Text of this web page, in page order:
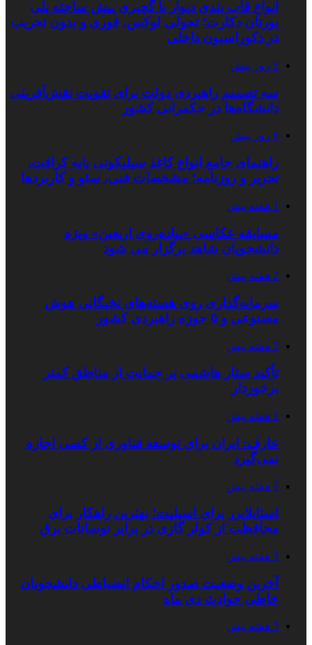
انواع قاب بندی دیوار با گچبری پیش ساخته پلی
یورتان دکارت؛ تحولی لوکس، فوری و بدون تخریب
در دکوراسیون داخلی
5 روز پیش
سه تصمیم راهبردی دولت برای تقویت نقش‌آفرینی
دانشگاه‌ها در حکمرانی کشور
6 روز پیش
راهنمای جامع انواع کاغذ سیلیکونی پایه کرافت،
تحریر و روزنامه؛ مشخصات فنی، سئو و کاربردها
1 هفته پیش
مسابقه عکاسی «پیاده‌روی اربعین» ویژه
دانشجویان شاهد برگزار می شود
2 هفته پیش
سرمایه‌گذاری روی هسته‌های نخبگانی هوش
مصنوعی و ۵ حوزه راهبردی کشور
2 هفته پیش
تأکید ستار هاشمی بر حمایت از مناطق کمتر
برخوردار
2 هفته پیش
عارف: ایران برای توسعه فناوری از کسی اجازه
نمی‌گیرد
3 هفته پیش
استابلایزر برای اسپلیت؛ بهترین راهکار برای
محافظت از کولر گازی در برابر نوسانات برق
3 هفته پیش
آخرین وضعیت صدور احکام انضباطی دانشجویان
خاطی حوادث دی ماه
3 هفته پیش